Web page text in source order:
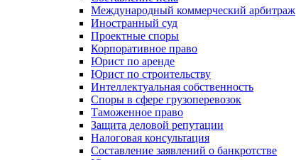
Международный коммерческий арбитраж
Иностранный суд
Проектные споры
Корпоративное право
Юрист по аренде
Юрист по строительству
Интеллектуальная собственность
Споры в сфере грузоперевозок
Таможенное право
Защита деловой репутации
Налоговая консультация
Составление заявлений о банкротстве